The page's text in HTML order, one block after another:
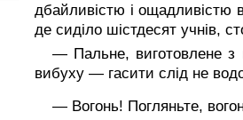
дбайливістю і ощадливістю
де сиділо шістдесят учнів,
— Пальне, виготовлене з
вибуху — гасити слід не
— Вогонь! Погляньте,